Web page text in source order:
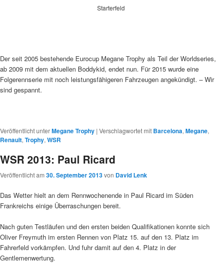
Starterfeld
Der seit 2005 bestehende Eurocup Megane Trophy als Teil der Worldseries,
ab 2009 mit dem aktuellen Boddykid, endet nun. Für 2015 wurde eine
Folgerennserie mit noch leistungsfähigeren Fahrzeugen angekündigt. – Wir
sind gespannt.
Veröffentlicht unterMegane Trophy | Verschlagwortet mit Barcelona,Megane,
Renault,Trophy,WSR
WSR 2013: Paul Ricard
Veröffentlicht am 30. September 2013von David Lenk
Das Wetter hielt an dem Rennwochenende in Paul Ricard im Süden
Frankreichs einige Überraschungen bereit.
Nach guten Testläufen und den ersten beiden Qualifikationen konnte sich
Oliver Freymuth im ersten Rennen von Platz 15. auf den 13. Platz im
Fahrerfeld vorkämpfen. Und fuhr damit auf den 4. Platz in der
Gentlemenwertung.